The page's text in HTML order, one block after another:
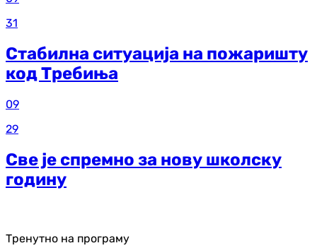
31
Стабилна ситуација на пожаришту
код Требиња
09
29
Све је спремно за нову школску
годину
Тренутно на програму